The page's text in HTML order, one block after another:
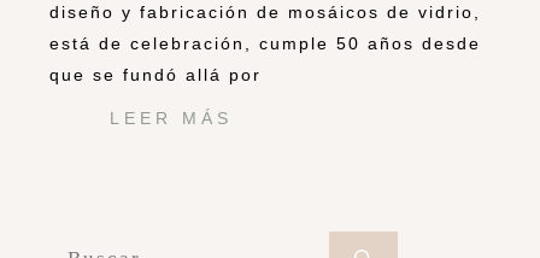
diseño y fabricación de mosáicos de vidrio,
está de celebración, cumple 50 años desde
que se fundó allá por
LEER MÁS